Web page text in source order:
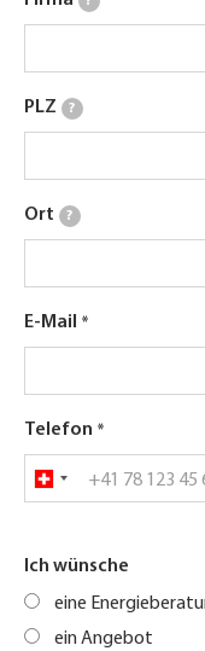
PLZ ?
Ort ?
E-Mail
Telefon
Ich wünsche
eine
ein Angebot